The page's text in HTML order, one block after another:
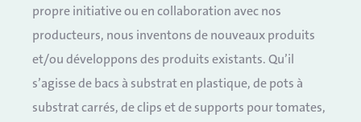
propre initiative ou en collaboration avec nos
producteurs, nous inventons de nouveaux produits
et/ou développons des produits existants. Qu’il
s’agisse de bacs à substrat en plastique, de pots à
substrat carrés, de clips et de supports pour tomates,